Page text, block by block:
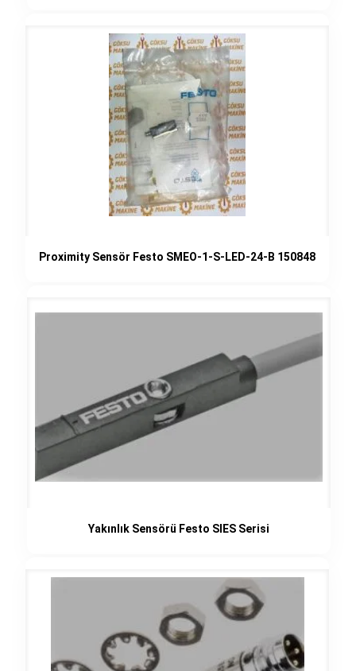
Proximity Sensör Festo SMEO-1-S-LED-24-B 150848
Yakınlık Sensörü Festo SIES Serisi